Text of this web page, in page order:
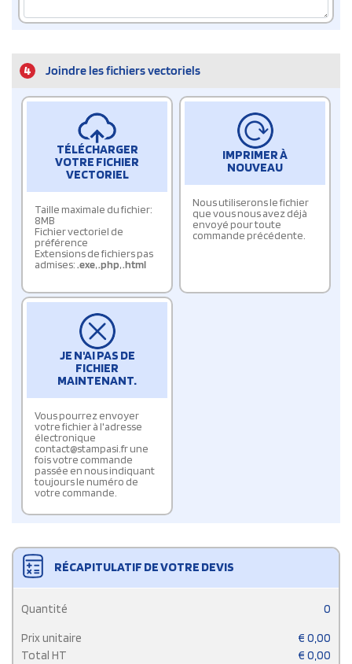
4 Joindre les fichiers vectoriels
TÉLÉCHARGER
VOTRE FICHIER
VECTORIEL
Taille maximale du fichier:
8MB
Fichier vectoriel de
préférence
Extensions de fichiers pas
admises:.exe,.php,.html
IMPRIMER À
NOUVEAU
Nous utiliserons le fichier
que vous nous avez déjà
envoyé pour toute
commande précédente.
JE N'AI PAS DE
FICHIER
MAINTENANT.
Vous pourrez envoyer
votre fichier à l'adresse
électronique
contact@stampasi.fr une
fois votre commande
passée en nous indiquant
toujours le numéro de
votre commande.
RÉCAPITULATIF DE VOTRE DEVIS
Quantité 0
Prix unitaire € 0,00
Total HT
€ 0,00